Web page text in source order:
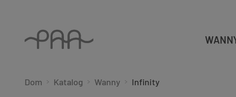
Dom Katalog Wanny Infinity